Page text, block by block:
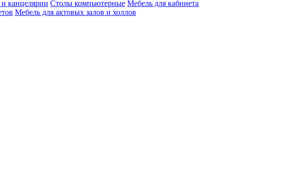
канцелярии Столы компьютерные Мебель для кабинета
Мебель для актовых залов и холлов